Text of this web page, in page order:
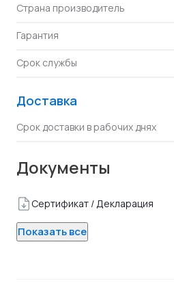
Страна производитель
Гарантия
Срок службы
Доставка
Срок доставки в рабочих днях
Документы
Сертификат / Декларация
Показать все